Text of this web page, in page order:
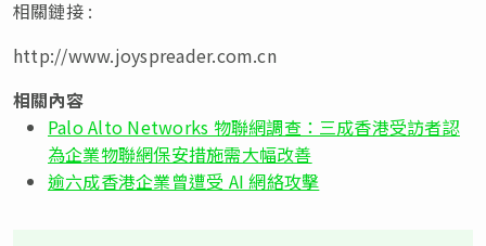
相關鏈接 :
http://www.joyspreader.com.cn
相關內容
Palo Alto Networks 物聯網調查：三成香港受訪者認
為企業物聯網保安措施需大幅改善
逾六成香港企業曾遭受 AI 網絡攻擊